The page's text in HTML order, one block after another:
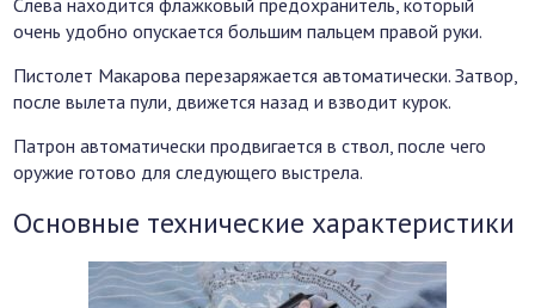
Слева находится флажковый предохранитель, который
очень удобно опускается большим пальцем правой руки.
Пистолет Макарова перезаряжается автоматически. Затвор,
после вылета пули, движется назад и взводит курок.
Патрон автоматически продвигается в ствол, после чего
оружие готово для следующего выстрела.
Основные технические характеристики